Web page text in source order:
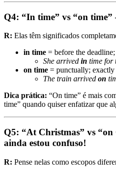
Q4: “In time” vs “on
R: Elas têm significados
in time = before the
She arrived in time for
on time = punctually; exactly
The train arrived on
Dica prática: “On time” é mais
time” quando quiser enfatizar que
Q5: “At Christmas” vs
ainda estou confuso!
R: Pense nelas como escopos